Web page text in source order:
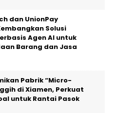
dan UnionPay
Solusi
Agen AI untuk
Barang dan Jasa
Pabrik “Micro-
di Xiamen, Perkuat
untuk Rantai Pasok